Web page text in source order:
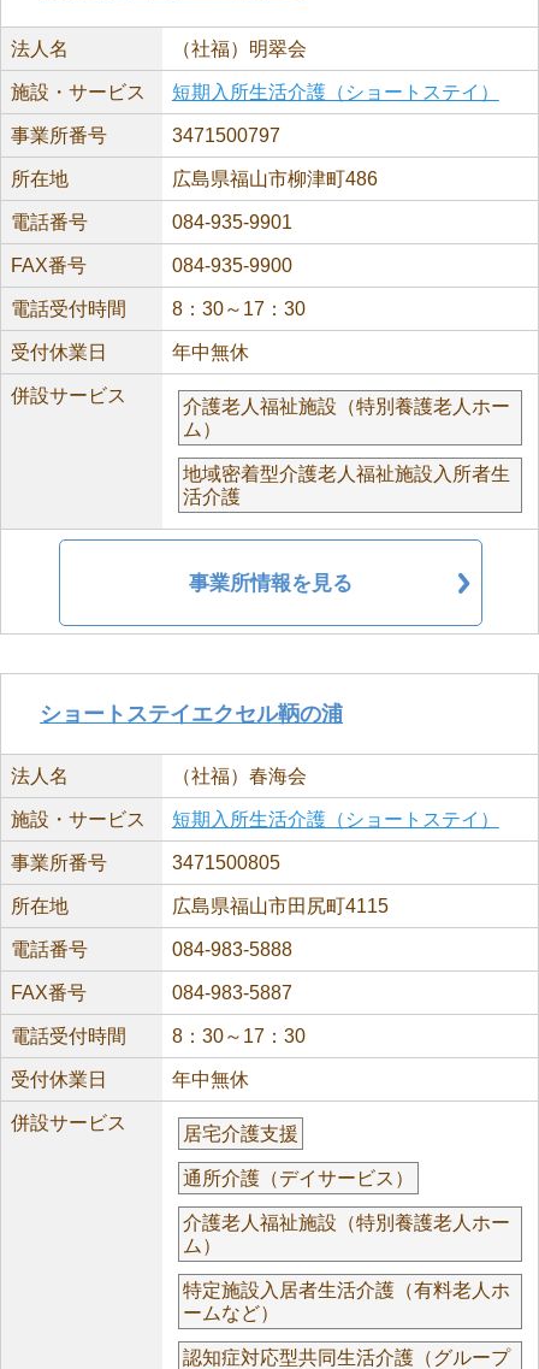
法人名 （社福）明翠会
施設・サービス 短期入所生活介護（ショートステイ）
事業所番号 3471500797
所在地 広島県福山市柳津町486
電話番号 084-935-9901
FAX番号 084-935-9900
電話受付時間 8：30～17：30
受付休業日 年中無休
併設サービス
介護老人福祉施設（特別養護老人ホー
ム）
地域密着型介護老人福祉施設入所者生
活介護
事業所情報を見る
ショートステイエクセル鞆の浦
法人名 （社福）春海会
施設・サービス 短期入所生活介護（ショートステイ）
事業所番号 3471500805
所在地 広島県福山市田尻町4115
電話番号 084-983-5888
FAX番号 084-983-5887
電話受付時間 8：30～17：30
受付休業日 年中無休
併設サービス
居宅介護支援
通所介護（デイサービス）
介護老人福祉施設（特別養護老人ホー
ム）
特定施設入居者生活介護（有料老人ホ
ームなど）
認知症対応型共同生活介護（グループ